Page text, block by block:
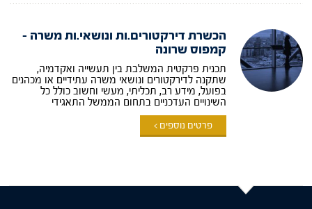
הכשרת דירקטורים.ות ונושאי.ות משרה –
קמפוס שרונה
תכנית פרקטית המשלבת בין תעשייה ואקדמיה,
שתקנה לדירקטורים ונושאי משרה עתידיים או מכהנים
בפועל, מידע רב, תכליתי, מעשי וחשוב כולל כל
השינויים העדכניים בתחום הממשל התאגידי
פרטים נוספים >